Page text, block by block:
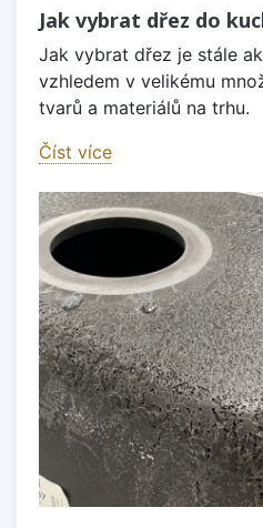
Jak vybrat dřez do
Jak vybrat dřez je stále
vzhledem v velikému
tvarů a materiálů na trhu.
Číst více